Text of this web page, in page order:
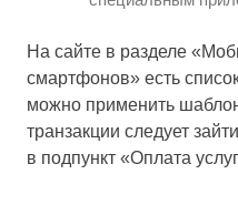
На сайте в разделе
смартфонов» есть
можно применить
транзакции следует
в подпункт «Оплата